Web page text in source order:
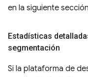
en la siguiente
Estadísticas
segmentación
Si la plataforma de